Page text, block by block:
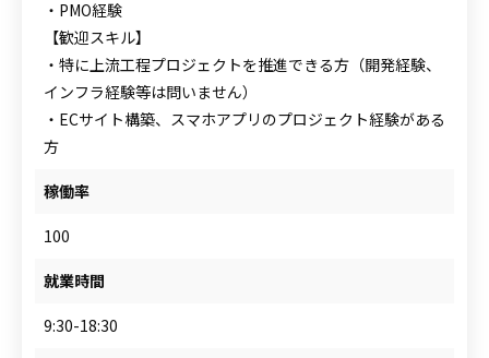
・PMO経験
【歓迎スキル】
・特に上流工程プロジェクトを推進できる方（開発経験、
インフラ経験等は問いません）
・ECサイト構築、スマホアプリのプロジェクト経験がある
方
稼働率
100
就業時間
9:30-18:30